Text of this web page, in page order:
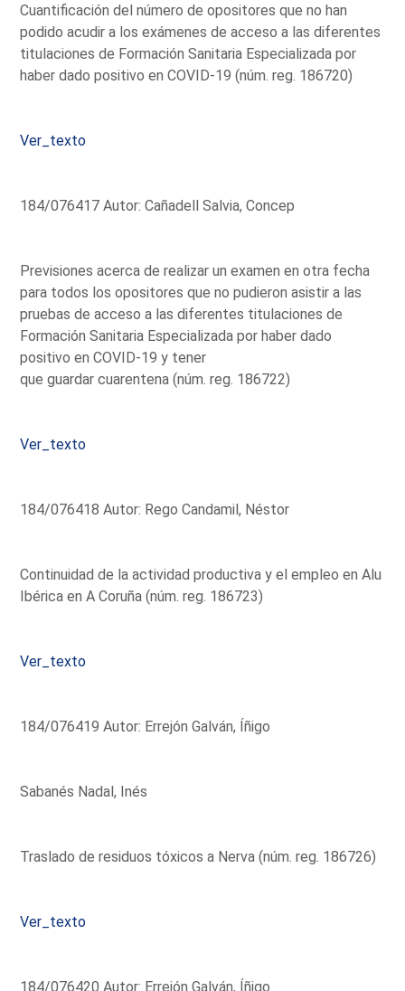
Cuantificación del número de opositores que no han
podido acudir a los exámenes de acceso a las diferentes
titulaciones de Formación Sanitaria Especializada por
haber dado positivo en COVID-19 (núm. reg. 186720)
Ver_texto
184/076417 Autor: Cañadell Salvia, Concep
Previsiones acerca de realizar un examen en otra fecha
para todos los opositores que no pudieron asistir a las
pruebas de acceso a las diferentes titulaciones de
Formación Sanitaria Especializada por haber dado
positivo en COVID-19 y tener
que guardar cuarentena (núm. reg. 186722)
Ver_texto
184/076418 Autor: Rego Candamil, Néstor
Continuidad de la actividad productiva y el empleo en Alu
Ibérica en A Coruña (núm. reg. 186723)
Ver_texto
184/076419 Autor: Errejón Galván, Íñigo
Sabanés Nadal, Inés
Traslado de residuos tóxicos a Nerva (núm. reg. 186726)
Ver_texto
184/076420 Autor: Errejón Galván, Íñigo